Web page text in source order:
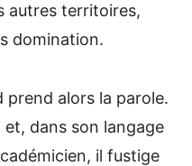
autres territoires,
domination.
prend alors la parole.
dans son langage
il fustige